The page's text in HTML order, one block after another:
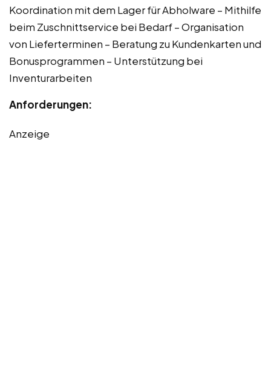
Koordination mit dem Lager für Abholware – Mithilfe
beim Zuschnittservice bei Bedarf – Organisation
von Lieferterminen – Beratung zu Kundenkarten und
Bonusprogrammen – Unterstützung bei
Inventurarbeiten
Anforderungen:
Anzeige